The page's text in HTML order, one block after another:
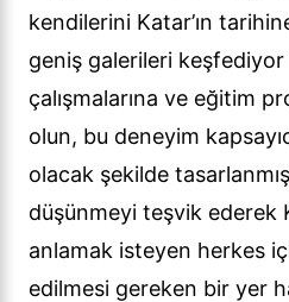
kendilerini Katar’ın
geniş galerileri
çalışmalarına ve eğitim
olun, bu deneyim
olacak şekilde
düşünmeyi teşvik ederek
anlamak isteyen herkes
edilmesi gereken bir yer